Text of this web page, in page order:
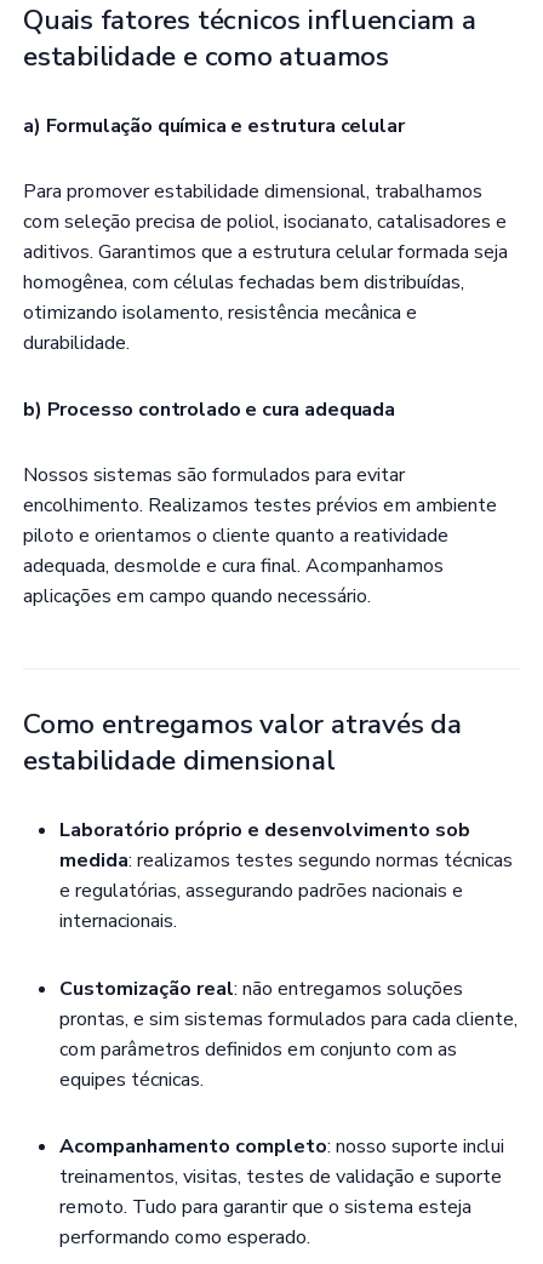
Quais fatores técnicos influenciam a
estabilidade e como atuamos
a) Formulação química e estrutura celular
Para promover estabilidade dimensional, trabalhamos
com seleção precisa de poliol, isocianato, catalisadores e
aditivos. Garantimos que a estrutura celular formada seja
homogênea, com células fechadas bem distribuídas,
otimizando isolamento, resistência mecânica e
durabilidade.
b) Processo controlado e cura adequada
Nossos sistemas são formulados para evitar
encolhimento. Realizamos testes prévios em ambiente
piloto e orientamos o cliente quanto a reatividade
adequada, desmolde e cura final. Acompanhamos
aplicações em campo quando necessário.
Como entregamos valor através da
estabilidade dimensional
Laboratório próprio e desenvolvimento sob
medida: realizamos testes segundo normas técnicas
e regulatórias, assegurando padrões nacionais e
internacionais.
Customização real: não entregamos soluções
prontas, e sim sistemas formulados para cada cliente,
com parâmetros definidos em conjunto com as
equipes técnicas.
Acompanhamento completo: nosso suporte inclui
treinamentos, visitas, testes de validação e suporte
remoto. Tudo para garantir que o sistema esteja
performando como esperado.